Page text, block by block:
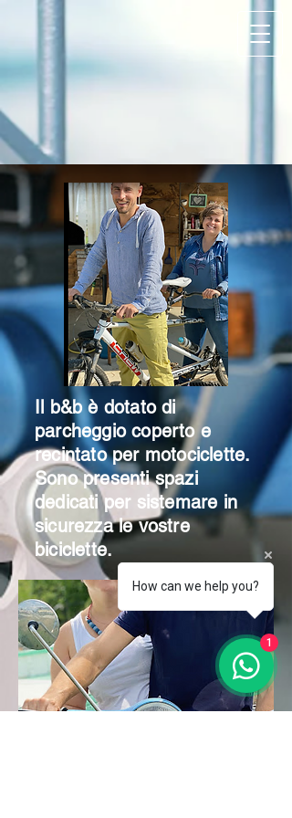
Il b&b è dotato di
parcheggio coperto e
recintato per motociclette.
Sono presenti spazi
dedicati per sistemare in
sicurezza le vostre
biciclette.
How can we help you?
1